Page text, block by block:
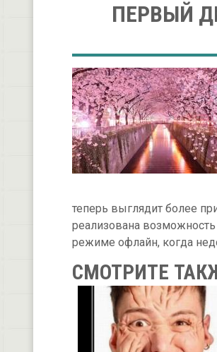
ПЕРВЫЙ
теперь выглядит более
реализована
режиме офлайн, когда
СМОТРИТЕ